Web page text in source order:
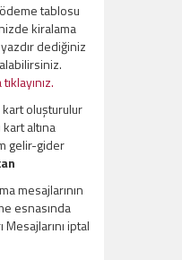
tablosu
kiralama
dediğiniz
kart oluşturulur
altına
gelir-gider
mesajlarının
esnasında
iptal